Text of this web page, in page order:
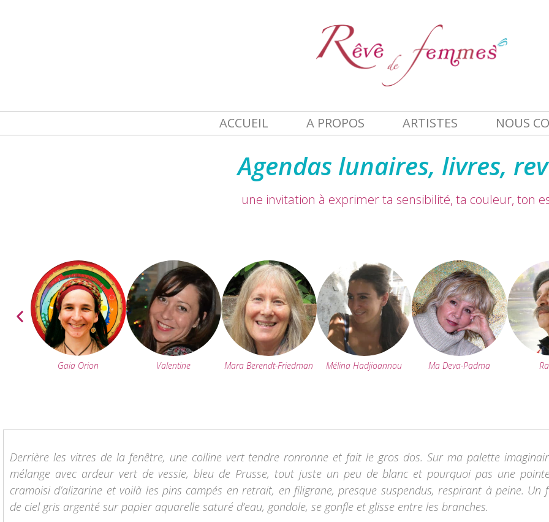
ACCUEIL A PROPOS ARTISTES NOUS
Agendas lunaires, livres,
une invitation à exprimer ta sensibilité, ta couleur, ton
Gaia Orion Valentine Mara Berendt-Friedman Mélina Hadjioannou Ma Deva-Padma
Derrière les vitres de la fenêtre, une colline vert tendre ronronne et fait le gros dos. Sur ma palette
mélange avec ardeur vert de vessie, bleu de Prusse, tout juste un peu de blanc et pourquoi pas une
cramoisi d’alizarine et voilà les pins campés en retrait, en filigrane, presque suspendus, respirant à peine. Un
de ciel gris argenté sur papier aquarelle saturé d’eau, gondole, se gonfle et glisse entre les branches.